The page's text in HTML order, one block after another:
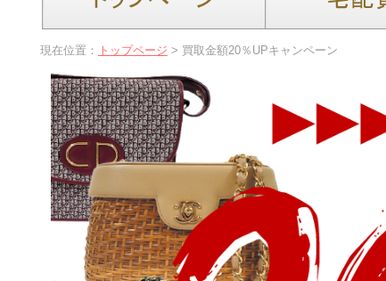
現在位置： トップページ > 買取金額20％UPキャンペーン